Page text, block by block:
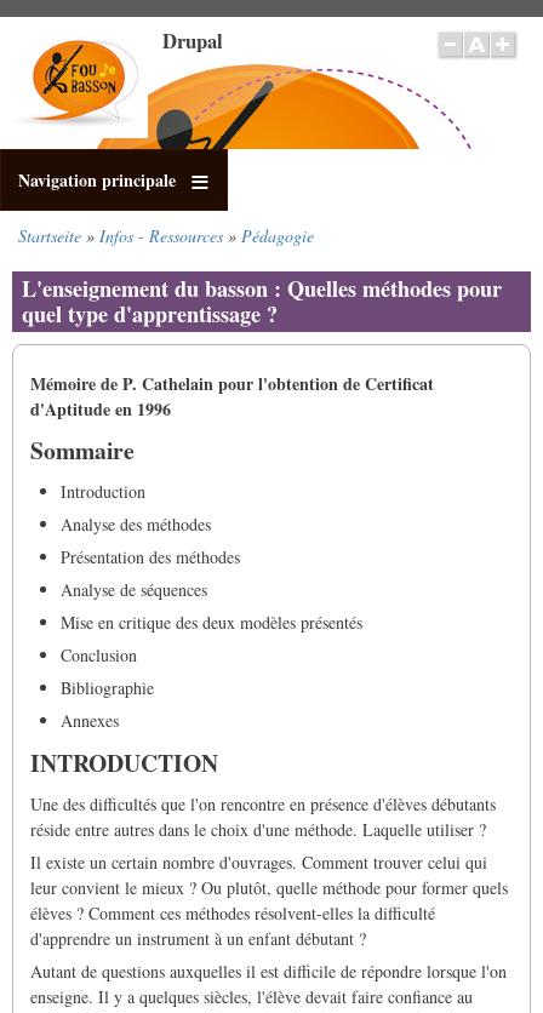
Inhalt
Drupal
Navigation principale
Startseite Infos - Ressources Pédagogie
L'enseignement du basson : Quelles méthodes pour
quel type d'apprentissage ?
Mémoire de P. Cathelain pour l'obtention de Certificat
d'Aptitude en 1996
Sommaire
Introduction
Analyse des méthodes
Présentation des méthodes
Analyse de séquences
Mise en critique des deux modèles présentés
Conclusion
Bibliographie
Annexes
INTRODUCTION
Une des difficultés que l'on rencontre en présence d'élèves débutants
réside entre autres dans le choix d'une méthode. Laquelle utiliser ?
Il existe un certain nombre d'ouvrages. Comment trouver celui qui
leur convient le mieux ? Ou plutôt, quelle méthode pour former quels
élèves ? Comment ces méthodes résolvent-elles la difficulté
d'apprendre un instrument à un enfant débutant ?
Autant de questions auxquelles il est difficile de répondre lorsque l'on
enseigne. Il y a quelques siècles, l'élève devait faire confiance au